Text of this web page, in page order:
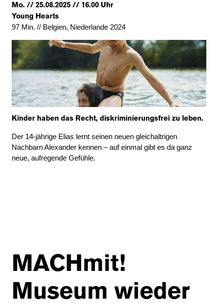
Mo. // 25.08.2025 // 16.00 Uhr
Young Hearts
97 Min. // Belgien, Niederlande 2024
Kinder haben das Recht, diskriminierungsfrei zu leben.
Der 14-jährige Elias lernt seinen neuen gleichaltrigen
Nachbarn Alexander kennen – auf einmal gibt es da ganz
neue, aufregende Gefühle.
MACHmit!
Museum wieder